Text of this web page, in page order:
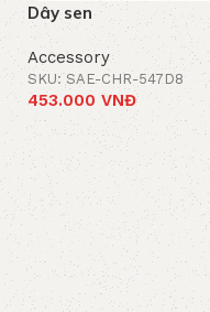
Dây sen
Accessory
SKU: SAE-CHR-547D8
453.000 VNĐ
Add to cart